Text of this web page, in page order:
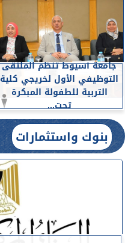
جامعة أسيوط تنظم الملتقى
التوظيفي الأول لخريجي كلية
التربية للطفولة المبكرة
تحت...
بنوك واستثمارات